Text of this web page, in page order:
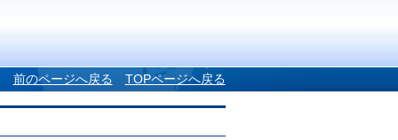
前のページへ戻る TOPページへ戻る